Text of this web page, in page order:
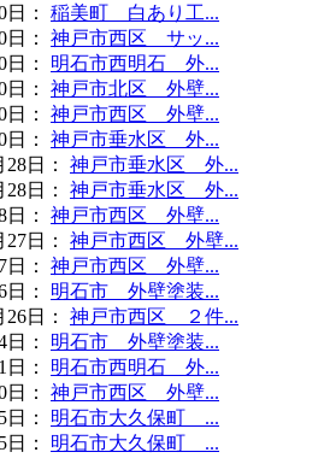
日 ：
稲美町 白あり工...
日 ：
神戸市西区 サッ...
日 ：
明石市西明石 外...
日 ：
神戸市北区 外壁...
日 ：
神戸市西区 外壁...
日 ：
神戸市垂水区 外...
28日 ：
神戸市垂水区 外...
28日 ：
神戸市垂水区 外...
日 ：
神戸市西区 外壁...
27日 ：
神戸市西区 外壁...
日 ：
神戸市西区 外壁...
日 ：
明石市 外壁塗装...
26日 ：
神戸市西区 ２件...
日 ：
明石市 外壁塗装...
日 ：
明石市西明石 外...
日 ：
神戸市西区 外壁...
日 ：
明石市大久保町 ...
日 ：
明石市大久保町 ...